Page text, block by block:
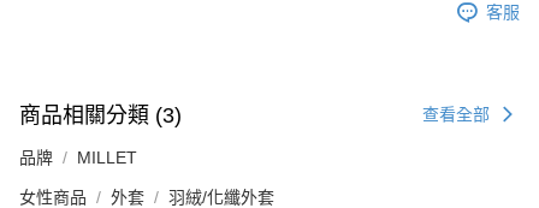
客服
商品相關分類 (3) 查看全部
品牌 MILLET
女性商品 外套 羽絨/化纖外套